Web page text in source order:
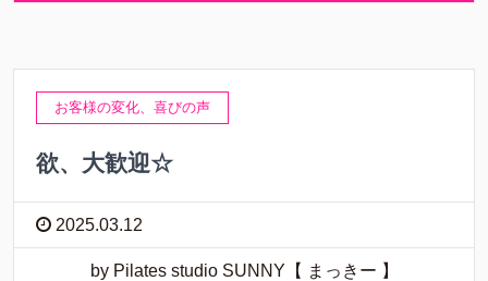
お客様の変化、喜びの声
欲、大歓迎☆
2025.03.12
by Pilates studio SUNNY【 まっきー 】